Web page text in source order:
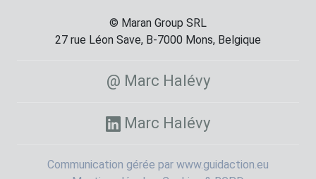
© Maran Group SRL
27 rue Léon Save, B-7000 Mons, Belgique
@ Marc Halévy
Marc Halévy
Communication gérée par www.guidaction.eu